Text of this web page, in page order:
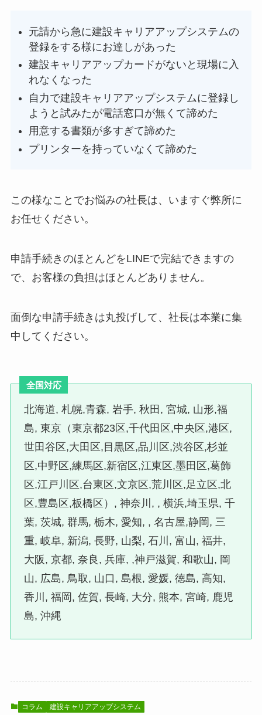
元請から急に建設キャリアアップシステムの
登録をする様にお達しがあった
建設キャリアアップカードがないと現場に入
れなくなった
自力で建設キャリアアップシステムに登録し
ようと試みたが電話窓口が無くて諦めた
用意する書類が多すぎて諦めた
プリンターを持っていなくて諦めた
この様なことでお悩みの社長は、いますぐ弊所に
お任せください。
申請手続きのほとんどをLINEで完結できますの
で、お客様の負担はほとんどありません。
面倒な申請手続きは丸投げして、社長は本業に集
中してください。
全国対応
北海道, 札幌,青森, 岩手, 秋田, 宮城, 山形,福
島, 東京（東京都23区,千代田区,中央区,港区,
世田谷区,大田区,目黒区,品川区,渋谷区,杉並
区,中野区,練馬区,新宿区,江東区,墨田区,葛飾
区,江戸川区,台東区,文京区,荒川区,足立区,北
区,豊島区,板橋区）, 神奈川, , 横浜,埼玉県, 千
葉, 茨城, 群馬, 栃木, 愛知, , 名古屋,静岡, 三
重, 岐阜, 新潟, 長野, 山梨, 石川, 富山, 福井,
大阪, 京都, 奈良, 兵庫, ,神戸滋賀, 和歌山, 岡
山, 広島, 鳥取, 山口, 島根, 愛媛, 徳島, 高知,
香川, 福岡, 佐賀, 長崎, 大分, 熊本, 宮崎, 鹿児
島, 沖縄
コラム 建設キャリアアップシステム